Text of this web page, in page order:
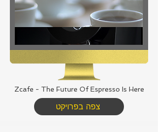
Zcafe - The Future Of Espresso Is Here
צפה בפרויקט